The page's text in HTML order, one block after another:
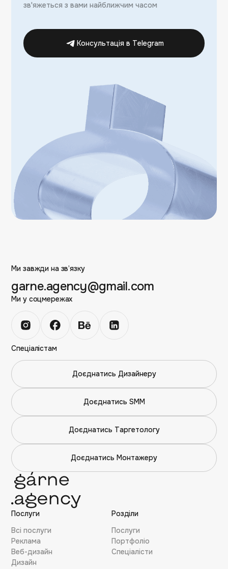
зв'яжеться з вами найближчим часом
Консультація в Telegram
Послуги
Всі послуги
Реклама
Веб-дизайн
Дизайн
Розділи
Послуги
Портфоліо
Cпеціалісти
Спеціалістам
Доєднатись Дизайнеру
Доєднатись SMM
Доєднатись Таргетологу
Доєднатись Монтажеру
Ми завжди на зв’язку
garne.agency@gmail.com
Ми у соцмережах